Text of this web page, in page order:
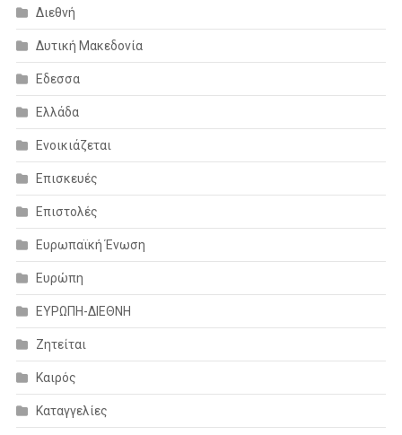
Διεθνή
Δυτική Μακεδονία
Εδεσσα
Ελλάδα
Ενοικιάζεται
Επισκευές
Επιστολές
Ευρωπαϊκή Ένωση
Ευρώπη
ΕΥΡΩΠΗ-ΔΙΕΘΝΗ
Ζητείται
Καιρός
Καταγγελίες